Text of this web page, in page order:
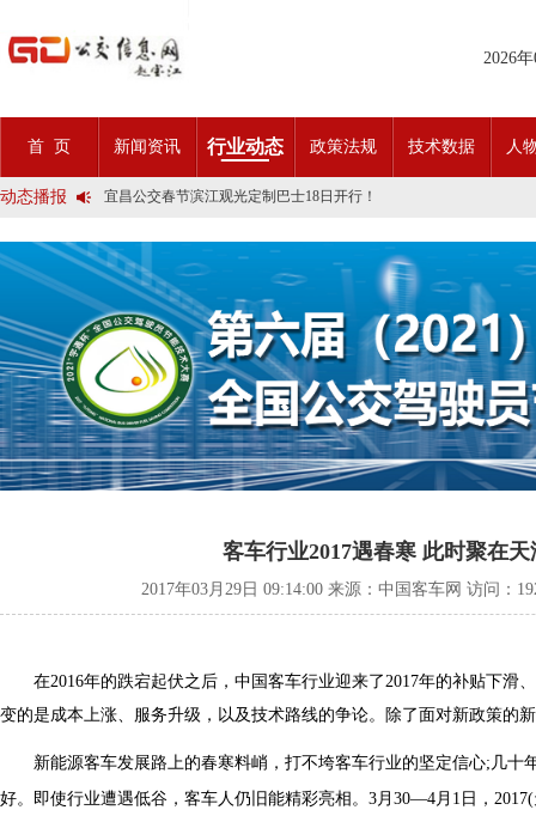
2026
首 页 新闻资讯 行业动态 政策法规 技术数据 人
动态播报
石河子市公交公司荣获全国五一劳动奖状
宜昌公交春节滨江观光定制巴士18日开行！
传承张謇精神•厚植为民情怀•党建引领前行•文化润企发展——南通
岁月为鉴人民为证，百年北京公交实现历史性跨越！
今日生效！新《安全生产法》处罚条款对照
交通运输部、科学技术部发布关于科技创新驱动加快建设交通强国
2025市民出行新方案 | 久事公交开通首条需求响应式定制班线
第九届公交都市发展论坛 (深圳)邀请函
石河子市公交公司荣获全国五一劳动奖状
宜昌公交春节滨江观光定制巴士18日开行！
传承张謇精神•厚植为民情怀•党建引领前行•文化润企发展——南通
创新 实践 沟通 | 聚焦「智慧公交」目标 助推公交转型发展——沪苏
岁月为鉴人民为证，百年北京公交实现历史性跨越！
今日生效！新《安全生产法》处罚条款对照
交通运输部、科学技术部发布关于科技创新驱动加快建设交通强国
客车行业2017遇春寒 此时聚在
2017年03月29日 09:14:00 来源：中国客车网 访问：
在2016年的跌宕起伏之后，中国客车行业迎来了2017年的补贴下滑
变的是成本上涨、服务升级，以及技术路线的争论。除了面对新政策
新能源客车发展路上的春寒料峭，打不垮客车行业的坚定信心;几十
好。即使行业遭遇低谷，客车人仍旧能精彩亮相。3月30—4月1日，